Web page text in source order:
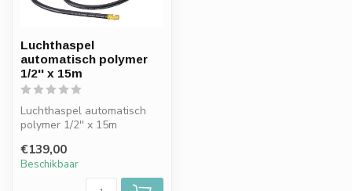
Luchthaspel
automatisch polymer
1/2'' x 15m
Luchthaspel automatisch
polymer 1/2'' x 15m
€139,00
Beschikbaar